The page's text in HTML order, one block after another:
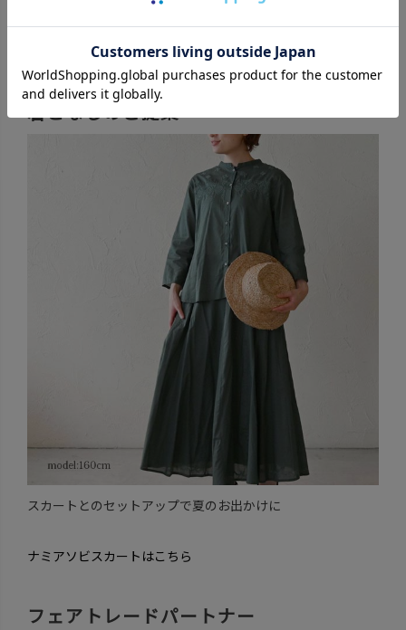
生地に透け感があり、風をまとう心地よさを体験してみてく
着こなしのご提案
スカートとのセットアップで夏のお出かけに
ナミアソビスカートはこちら
フェアトレードパートナー